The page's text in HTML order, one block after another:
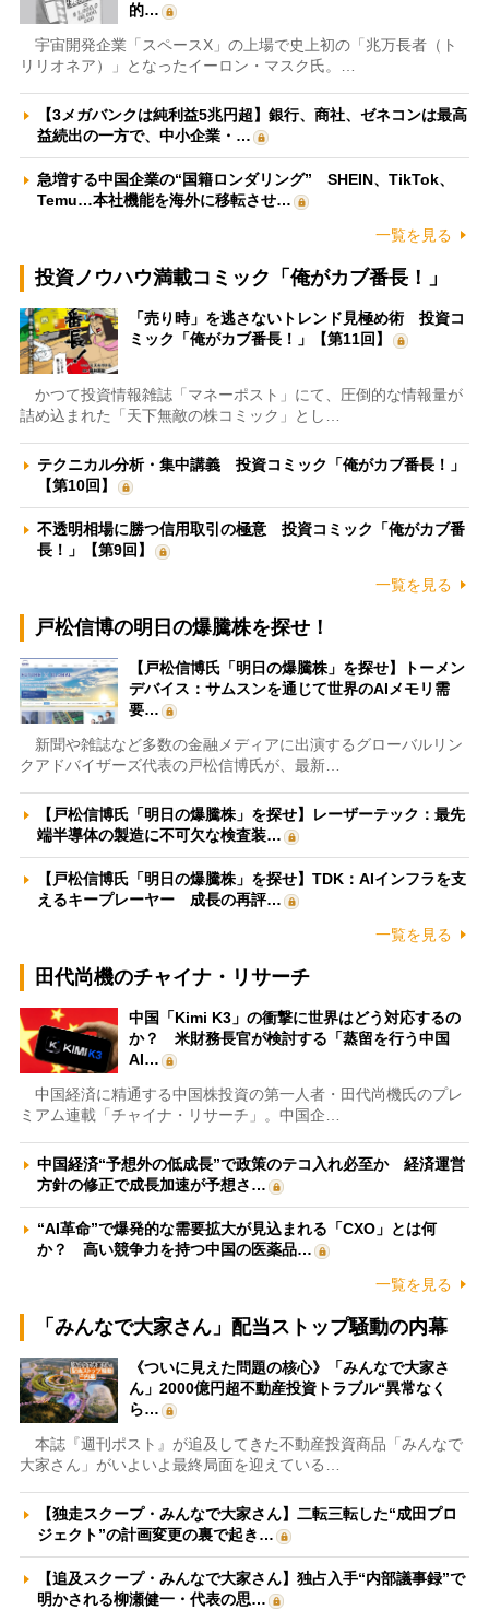
的…
宇宙開発企業「スペースX」の上場で史上初の「兆万長者（ト
リリオネア）」となったイーロン・マスク氏。…
【3メガバンクは純利益5兆円超】銀行、商社、ゼネコンは最高
益続出の一方で、中小企業・…
急増する中国企業の“国籍ロンダリング” SHEIN、TikTok、
Temu…本社機能を海外に移転させ…
一覧を見る
投資ノウハウ満載コミック「俺がカブ番長！」
「売り時」を逃さないトレンド見極め術 投資コ
ミック「俺がカブ番長！」【第11回】
かつて投資情報雑誌「マネーポスト」にて、圧倒的な情報量が
詰め込まれた「天下無敵の株コミック」とし…
テクニカル分析・集中講義 投資コミック「俺がカブ番長！」
【第10回】
不透明相場に勝つ信用取引の極意 投資コミック「俺がカブ番
長！」【第9回】
一覧を見る
戸松信博の明日の爆騰株を探せ！
【戸松信博氏「明日の爆騰株」を探せ】トーメン
デバイス：サムスンを通じて世界のAIメモリ需
要…
新聞や雑誌など多数の金融メディアに出演するグローバルリン
クアドバイザーズ代表の戸松信博氏が、最新…
【戸松信博氏「明日の爆騰株」を探せ】レーザーテック：最先
端半導体の製造に不可欠な検査装…
【戸松信博氏「明日の爆騰株」を探せ】TDK：AIインフラを支
えるキープレーヤー 成長の再評…
一覧を見る
田代尚機のチャイナ・リサーチ
中国「Kimi K3」の衝撃に世界はどう対応するの
か？ 米財務長官が検討する「蒸留を行う中国
AI…
中国経済に精通する中国株投資の第一人者・田代尚機氏のプレ
ミアム連載「チャイナ・リサーチ」。中国企…
中国経済“予想外の低成長”で政策のテコ入れ必至か 経済運営
方針の修正で成長加速が予想さ…
“AI革命”で爆発的な需要拡大が見込まれる「CXO」とは何
か？ 高い競争力を持つ中国の医薬品…
一覧を見る
「みんなで大家さん」配当ストップ騒動の内幕
《ついに見えた問題の核心》「みんなで大家さ
ん」2000億円超不動産投資トラブル“異常なく
ら…
本誌『週刊ポスト』が追及してきた不動産投資商品「みんなで
大家さん」がいよいよ最終局面を迎えている…
【独走スクープ・みんなで大家さん】二転三転した“成田プロ
ジェクト”の計画変更の裏で起き…
【追及スクープ・みんなで大家さん】独占入手“内部議事録”で
明かされる柳瀬健一・代表の思…